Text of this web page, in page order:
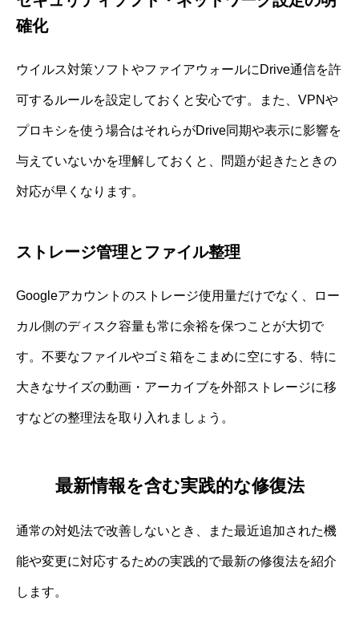
確化
ウイルス対策ソフトやファイアウォールにDrive通信を許
可するルールを設定しておくと安心です。また、VPNや
プロキシを使う場合はそれらがDrive同期や表示に影響を
与えていないかを理解しておくと、問題が起きたときの
対応が早くなります。
ストレージ管理とファイル整理
Googleアカウントのストレージ使用量だけでなく、ロー
カル側のディスク容量も常に余裕を保つことが大切で
す。不要なファイルやゴミ箱をこまめに空にする、特に
大きなサイズの動画・アーカイブを外部ストレージに移
すなどの整理法を取り入れましょう。
最新情報を含む実践的な修復法
通常の対処法で改善しないとき、また最近追加された機
能や変更に対応するための実践的で最新の修復法を紹介
します。